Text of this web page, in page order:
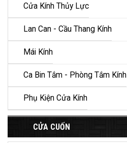
Cửa Kính Thủy Lực
Lan Can - Cầu Thang Kính
Mái Kính
Ca Bin Tắm - Phòng Tắm Kính
Phụ Kiện Cửa Kính
CỬA CUỐN